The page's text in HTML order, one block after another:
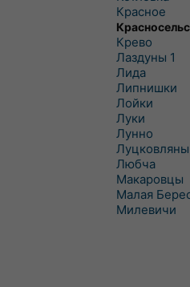
Красное
Крево
Лаздуны 1
Лида
Липнишки
Лойки
Луки
Лунно
Луцковляны
Любча
Макаровцы
Малая
Милевичи